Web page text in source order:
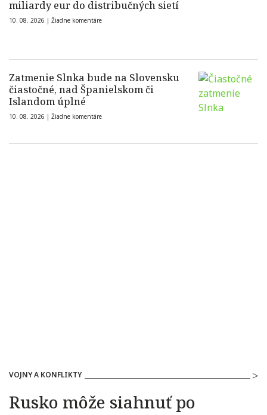
miliardy eur do distribučných sietí
10. 08. 2026 | Žiadne komentáre
Zatmenie Slnka bude na Slovensku
čiastočné, nad Španielskom či
Islandom úplné
10. 08. 2026 | Žiadne komentáre
VOJNY A KONFLIKTY
Rusko môže siahnuť po